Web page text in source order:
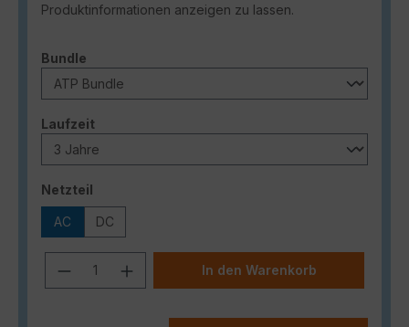
Produktinformationen anzeigen zu lassen.
Bundle
Laufzeitauswählen
Netzteil
AC DC
Produkt Anzahl: Gib den
In den Warenkorb